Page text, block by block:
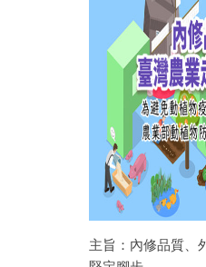
推薦景點
聯絡我們
APP下載
主旨：內修品質、